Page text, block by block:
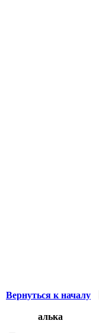
Вернуться к началу
алька